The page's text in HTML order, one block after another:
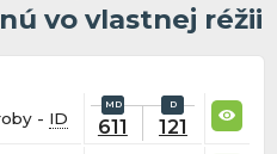
vo vlastnej réžii
- ID 611 121